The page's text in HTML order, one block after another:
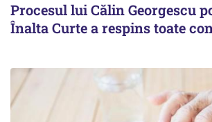
Procesul lui Călin Georgescu
Înalta Curte a respins toate